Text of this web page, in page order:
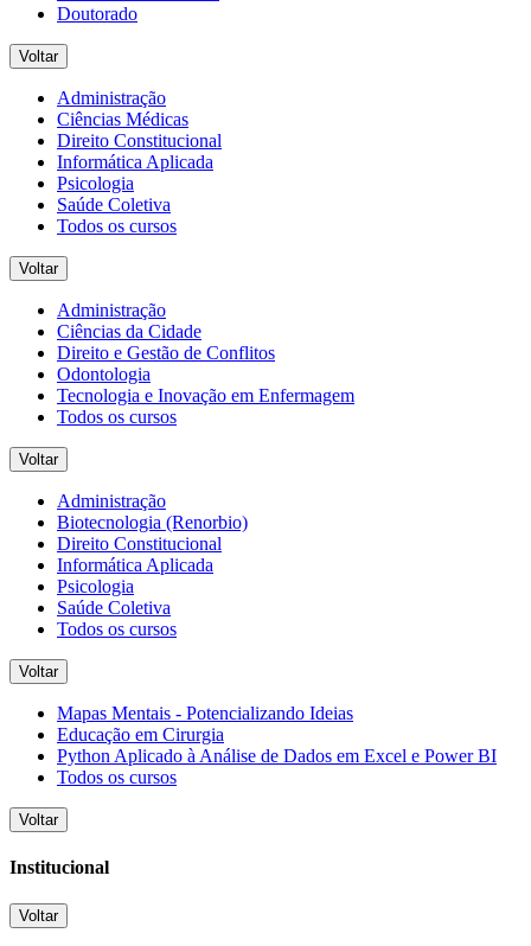
Doutorado
Voltar
Administração
Ciências Médicas
Direito Constitucional
Informática Aplicada
Psicologia
Saúde Coletiva
Todos os cursos
Voltar
Administração
Ciências da Cidade
Direito e Gestão de Conflitos
Odontologia
Tecnologia e Inovação em Enfermagem
Todos os cursos
Voltar
Administração
Biotecnologia (Renorbio)
Direito Constitucional
Informática Aplicada
Psicologia
Saúde Coletiva
Todos os cursos
Voltar
Mapas Mentais - Potencializando Ideias
Educação em Cirurgia
Python Aplicado à Análise de Dados em Excel e Power BI
Todos os cursos
Voltar
Institucional
Voltar